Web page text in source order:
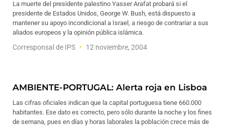
La muerte del presidente palestino Yasser Arafat probará si el
presidente de Estados Unidos, George W. Bush, está dispuesto a
mantener su apoyo incondicional a Israel, a riesgo de contrariar a sus
aliados europeos y la opinión pública islámica.
Corresponsal de IPS 12 noviembre, 2004
AMBIENTE-PORTUGAL: Alerta roja en Lisboa
Las cifras oficiales indican que la capital portuguesa tiene 660.000
habitantes. Ese dato es correcto, pero sólo durante la noche y los fines
de semana, pues en días y horas laborales la población crece más de